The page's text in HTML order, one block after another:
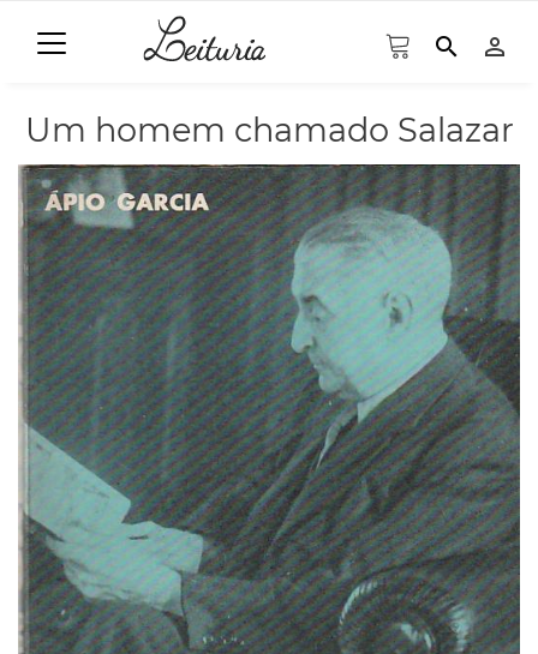
search person_outline
Um homem chamado Salazar